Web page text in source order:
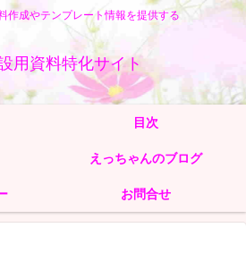
作成やテンプレート情報を提供する
用資料特化サイト
目次
えっちゃんのブログ
お問合せ